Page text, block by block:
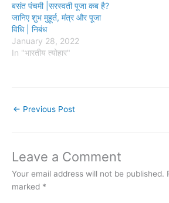
बसंत पंचमी |सरस्वती पूजा कब है?
जानिए शुभ मुहूर्त, मंत्र और पूजा
विधि | निबंध
January 28, 2022
In "भारतीय त्योहार"
← Previous Post
Leave a Comment
Your email address will not be published.
marked *